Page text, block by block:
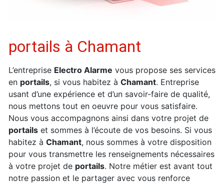
portails à Chamant
L’entreprise Electro Alarme vous propose ses services
en portails, si vous habitez à Chamant. Entreprise
usant d’une expérience et d’un savoir-faire de qualité,
nous mettons tout en oeuvre pour vous satisfaire.
Nous vous accompagnons ainsi dans votre projet de
portails et sommes à l’écoute de vos besoins. Si vous
habitez à Chamant, nous sommes à votre disposition
pour vous transmettre les renseignements nécessaires
à votre projet de portails. Notre métier est avant tout
notre passion et le partager avec vous renforce